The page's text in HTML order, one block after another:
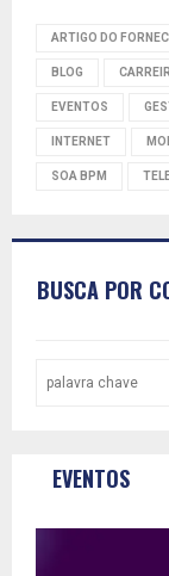
ARTIGO DO
BLOG
EVENTOS
INTERNET
SOA BPM
BUSCA POR
EVENTOS